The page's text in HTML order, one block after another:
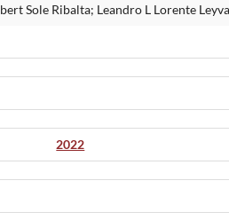
Sole Ribalta; Leandro L Lorente
2022